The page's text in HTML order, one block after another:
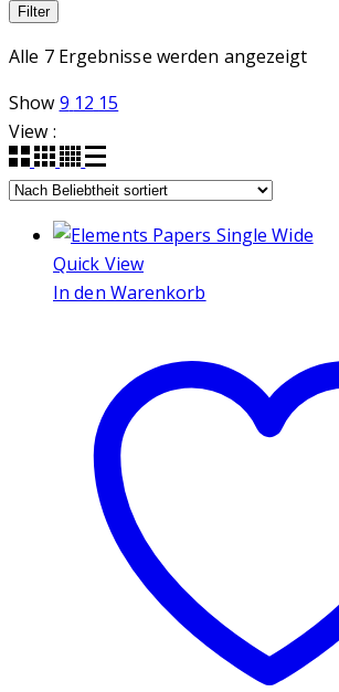
Filter
Alle 7 Ergebnisse werden angezeigtNach
Show 9 12 15
View :
Quick View
In den Warenkorb